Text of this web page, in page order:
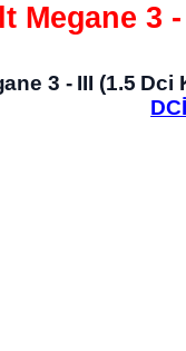
Megane 3
3 - III (1.5